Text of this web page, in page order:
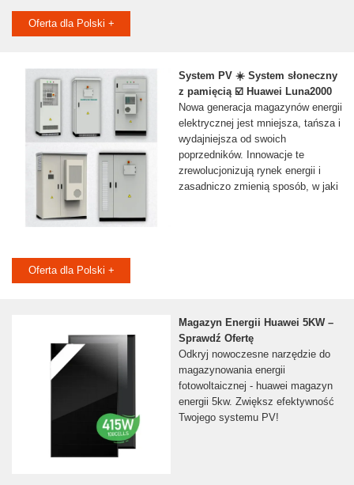
Oferta dla Polski +
System PV ☀️ System słoneczny
z pamięcią ☑️ Huawei Luna2000
Nowa generacja magazynów energii
elektrycznej jest mniejsza, tańsza i
wydajniejsza od swoich
poprzedników. Innowacje te
zrewolucjonizują rynek energii i
zasadniczo zmienią sposób, w jaki
Oferta dla Polski +
Magazyn Energii Huawei 5KW –
Sprawdź Ofertę
Odkryj nowoczesne narzędzie do
magazynowania energii
fotowoltaicznej - huawei magazyn
energii 5kw. Zwiększ efektywność
Twojego systemu PV!